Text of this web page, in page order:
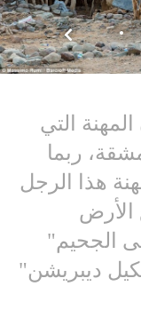
التي
ربما
هذا الرجل
الأرض
الجحيم"
ديبريشن"